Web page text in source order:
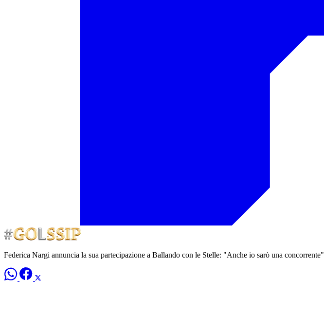
Federica Nargi annuncia la sua partecipazione a Ballando con le Stelle: "Anche io sarò una concorrente"